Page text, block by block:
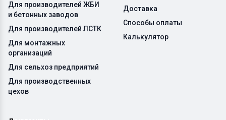
Для производителей ЖБИ
и бетонных заводов
Для производителей ЛСТК
Для монтажных
организаций
Для сельхоз предприятий
Для производственных
цехов
Доставка
Способы оплаты
Калькулятор